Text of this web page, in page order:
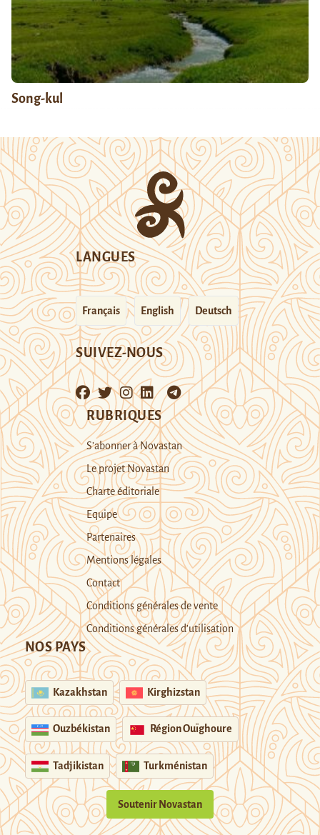
Song-kul
LANGUES
Français English Deutsch
SUIVEZ-NOUS
RUBRIQUES
S’abonner à Novastan
Le projet Novastan
Charte éditoriale
Equipe
Partenaires
Mentions légales
Contact
Conditions générales de vente
Conditions générales d’utilisation
NOS PAYS
Kazakhstan Kirghizstan
Ouzbékistan Région Ouïghoure
Tadjikistan Turkménistan
Soutenir Novastan